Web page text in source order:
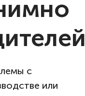
с
или